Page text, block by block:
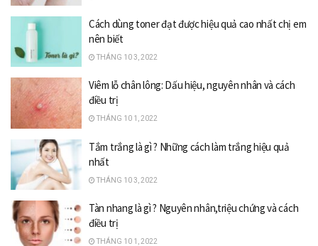
Cách dùng toner đạt được hiệu quả cao nhất chị em
nên biết
THÁNG 10 3, 2022
Viêm lỗ chân lông: Dấu hiệu, nguyên nhân và cách
điều trị
THÁNG 10 1, 2022
Tắm trắng là gì ? Những cách làm trắng hiệu quả
nhất
THÁNG 10 3, 2022
Tàn nhang là gì ? Nguyên nhân,triệu chứng và cách
điều trị
THÁNG 10 1, 2022